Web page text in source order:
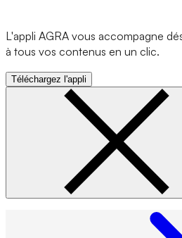
L'appli AGRA vous accompagne
à tous vos contenus en un clic.
Téléchargez l'appli